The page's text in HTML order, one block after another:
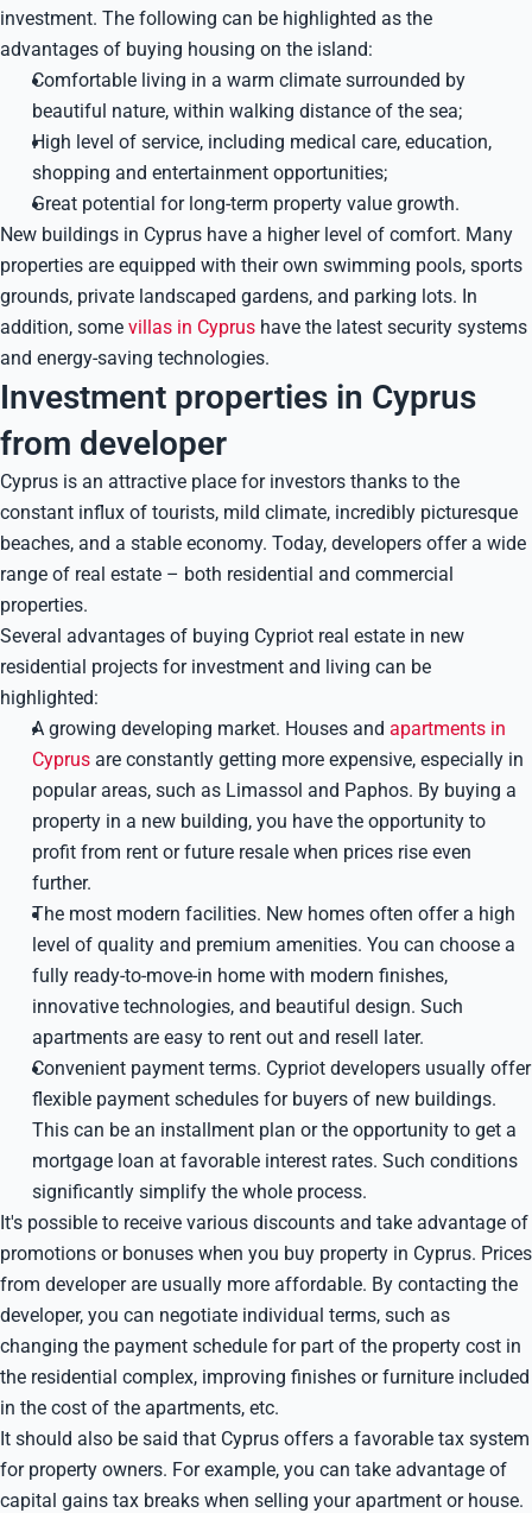
investment. The following can be highlighted as the
advantages of buying housing on the island:
Comfortable living in a warm climate surrounded by
beautiful nature, within walking distance of the sea;
High level of service, including medical care, education,
shopping and entertainment opportunities;
Great potential for long-term property value growth.
New buildings in Cyprus have a higher level of comfort. Many
properties are equipped with their own swimming pools, sports
grounds, private landscaped gardens, and parking lots. In
addition, some villas in Cyprus have the latest security systems
and energy-saving technologies.
Investment properties in Cyprus
from developer
Cyprus is an attractive place for investors thanks to the
constant influx of tourists, mild climate, incredibly picturesque
beaches, and a stable economy. Today, developers offer a wide
range of real estate – both residential and commercial
properties.
Several advantages of buying Cypriot real estate in new
residential projects for investment and living can be
highlighted:
A growing developing market. Houses and apartments in
Cyprus are constantly getting more expensive, especially in
popular areas, such as Limassol and Paphos. By buying a
property in a new building, you have the opportunity to
profit from rent or future resale when prices rise even
further.
The most modern facilities. New homes often offer a high
level of quality and premium amenities. You can choose a
fully ready-to-move-in home with modern finishes,
innovative technologies, and beautiful design. Such
apartments are easy to rent out and resell later.
Convenient payment terms. Cypriot developers usually offer
flexible payment schedules for buyers of new buildings.
This can be an installment plan or the opportunity to get a
mortgage loan at favorable interest rates. Such conditions
significantly simplify the whole process.
It's possible to receive various discounts and take advantage of
promotions or bonuses when you buy property in Cyprus. Prices
from developer are usually more affordable. By contacting the
developer, you can negotiate individual terms, such as
changing the payment schedule for part of the property cost in
the residential complex, improving finishes or furniture included
in the cost of the apartments, etc.
It should also be said that Cyprus offers a favorable tax system
for property owners. For example, you can take advantage of
capital gains tax breaks when selling your apartment or house.